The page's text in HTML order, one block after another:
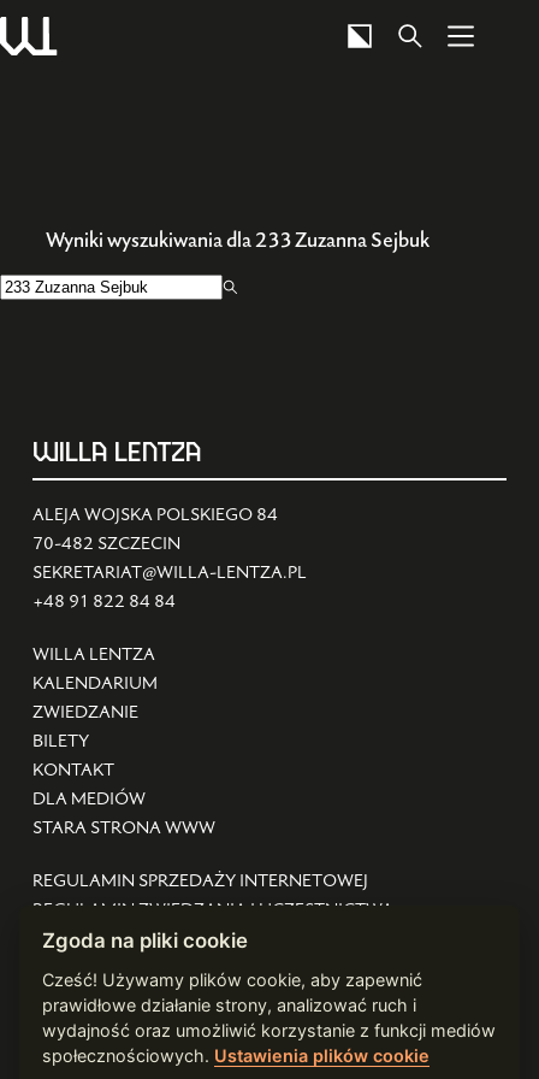
Przejdź
do
Wyniki wyszukiwania dla 233 Zuzanna Sejbuk
WILLA LENTZA
ALEJA WOJSKA POLSKIEGO 84
70-482 SZCZECIN
SEKRETARIAT@WILLA-LENTZA.PL
+48 91 822 84 84
WILLA LENTZA
KALENDARIUM
ZWIEDZANIE
BILETY
KONTAKT
DLA MEDIÓW
STARA STRONA WWW
REGULAMIN SPRZEDAŻY INTERNETOWEJ
REGULAMIN ZWIEDZANIA I UCZESTNICTWA
DEKLARACJA DOSTĘPNOŚCI
STANDARDY OCHRONY MAŁOLETNICH
POLITYKA PRYWATNOŚCI
ZARZĄDZAJ COOKIES
Zgoda na pliki cookie
Cześć! Używamy plików cookie, aby zapewnić
prawidłowe działanie strony, analizować ruch i
wydajność oraz umożliwić korzystanie z funkcji mediów
społecznościowych. Ustawienia plików cookie